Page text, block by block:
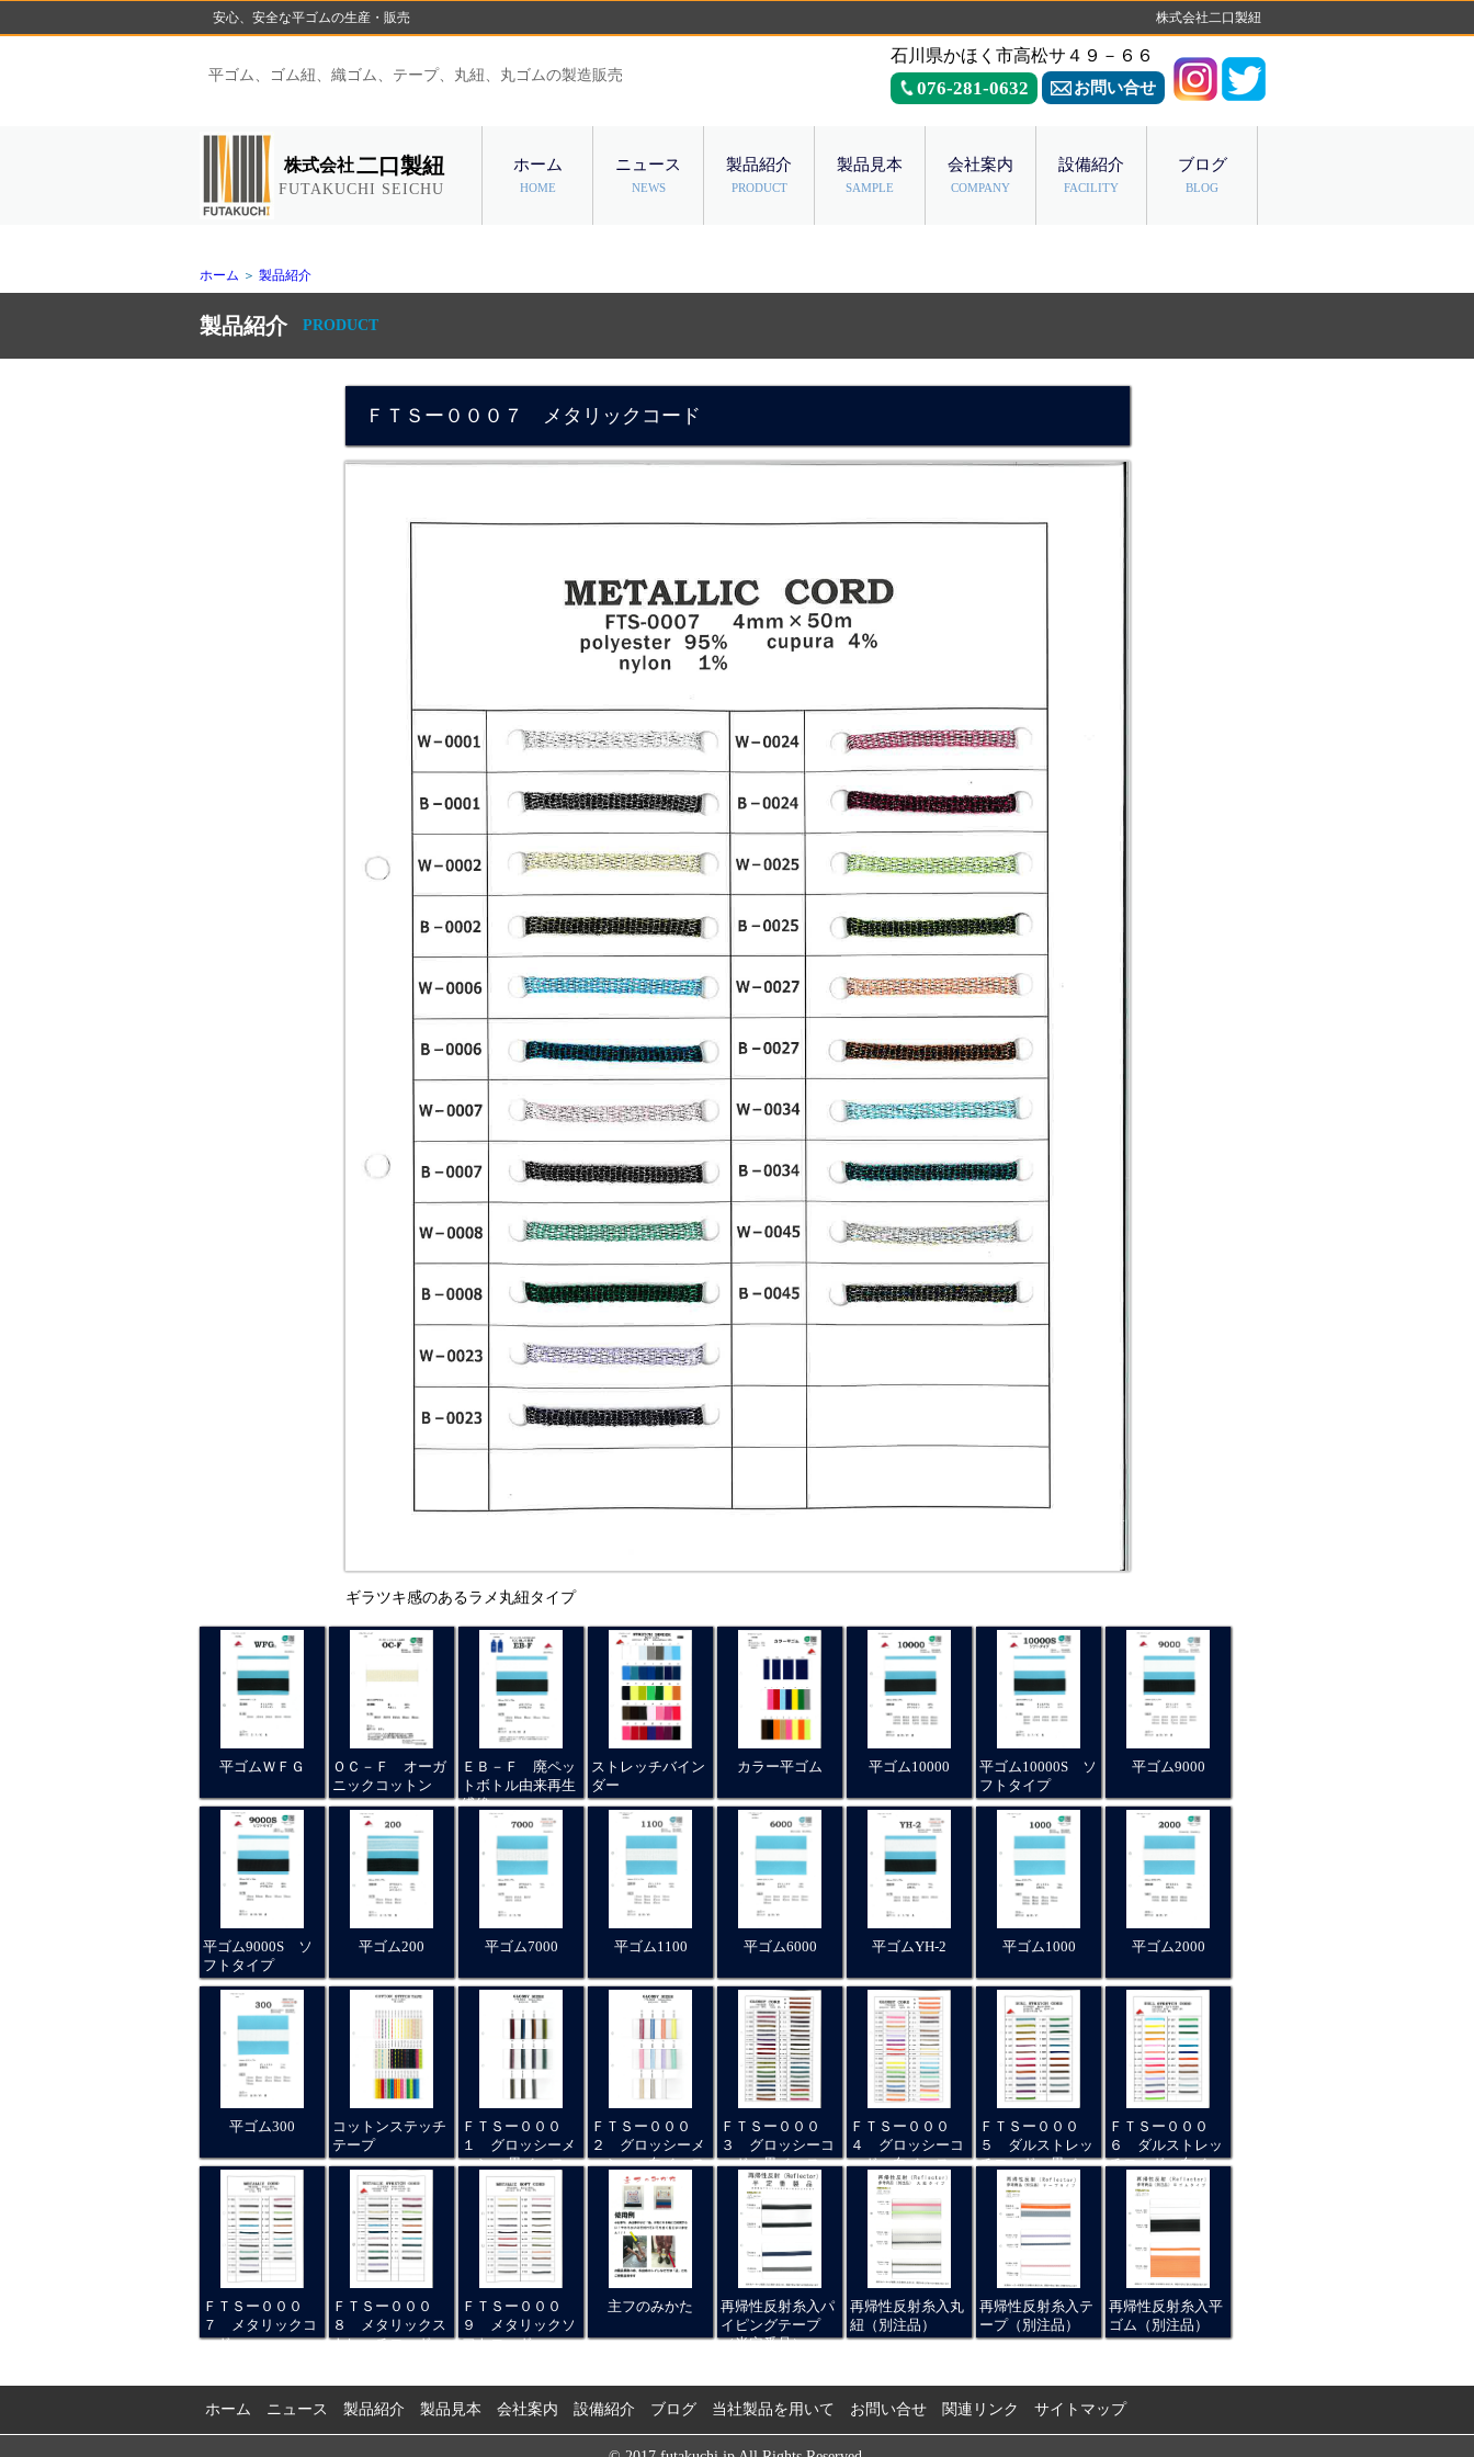
安心、安全な平ゴムの生産・販売 株式会社二口製紐
平ゴム、ゴム紐、織ゴム、テープ、丸紐、丸ゴムの製造販売
石川県かほく市高松サ４９－６６
076-281-0632 お問い合せ
株式会社二口製紐
FUTAKUCHI SEICHU
ホーム
HOME
ニュース
NEWS
製品紹介
PRODUCT
製品見本
SAMPLE
会社案内
COMPANY
設備紹介
FACILITY
ブログ
BLOG
ホーム ＞ 製品紹介
製品紹介 PRODUCT
ＦＴＳー０００７ メタリックコード
ギラツキ感のあるラメ丸紐タイプ
平ゴムＷＦＧ
ＯＣ－Ｆ オーガ
ニックコットン
ＥＢ－Ｆ 廃ペッ
トボトル由来再生
繊維
ストレッチバイン
ダー
カラー平ゴム 平ゴム10000
平ゴム10000S ソ
フトタイプ
平ゴム9000
平ゴム9000S ソ
フトタイプ
平ゴム200 平ゴム7000 平ゴム1100 平ゴム6000 平ゴムYH-2 平ゴム1000 平ゴム2000
平ゴム300
コットンステッチ
テープ
ＦＴＳー０００
１ グロッシーメ
ッシュ 黒ベース
ＦＴＳー０００
２ グロッシーメ
ッシュ 白ベース
ＦＴＳー０００
３ グロッシーコ
ード 黒ベース
ＦＴＳー０００
４ グロッシーコ
ード 白ベース
ＦＴＳー０００
５ ダルストレッ
チコード 黒ベー
ＦＴＳー０００
６ ダルストレッ
チコード 白ベー
ＦＴＳー０００
７ メタリックコ
ード
ＦＴＳー０００
８ メタリックス
トレッチコード
ＦＴＳー０００
９ メタリックソ
フトコード
主フのみかた
再帰性反射糸入パ
イピングテープ
（半定番品）
再帰性反射糸入丸
紐（別注品）
再帰性反射糸入テ
ープ（別注品）
再帰性反射糸入平
ゴム（別注品）
ホーム ニュース 製品紹介 製品見本 会社案内 設備紹介 ブログ 当社製品を用いて お問い合せ 関連リンク サイトマップ